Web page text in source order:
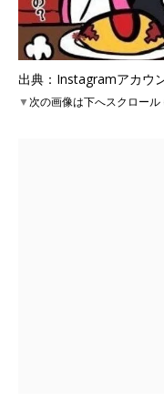
出典：Instagramアカウ
▼次の画像は下へスクロール